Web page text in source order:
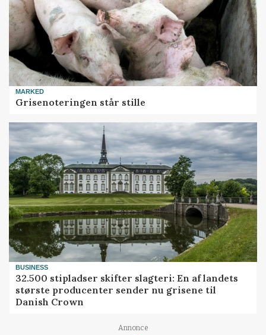
MARKED
Grisenoteringen står stille
BUSINESS
32.500 stipladser skifter slagteri: En af landets
største producenter sender nu grisene til
Danish Crown
Annonce